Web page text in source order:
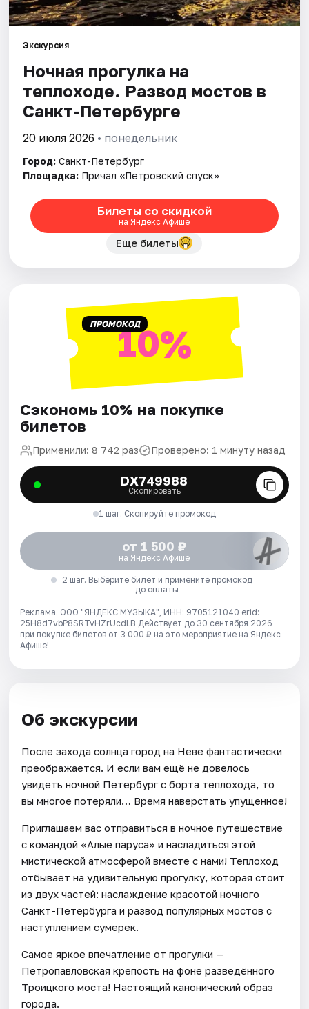
Экскурсия
Ночная прогулка на
теплоходе. Развод мостов в
Санкт-Петербурге
20 июля 2026 • понедельник
Город: Санкт-Петербург
Площадка: Причал «Петровский спуск»
Билеты со скидкой
на Яндекс Афише
Еще билеты
ПРОМОКОД10%
Сэкономь 10% на покупке
билетов
Применили: 8 742 раз Проверено: 1 минуту назад
DX749988
Скопировать
1 шаг. Скопируйте промокод
от 1 500 ₽
на Яндекс Афише
2 шаг. Выберите билет и примените промокод
до оплаты
Реклама. ООО "ЯНДЕКС МУЗЫКА", ИНН: 9705121040 erid:
25H8d7vbP8SRTvHZrUcdLB Действует до 30 сентября 2026
при покупке билетов от 3 000 ₽ на это мероприятие на Яндекс
Афише!
Об экскурсии
После захода солнца город на Неве фантастически
преображается. И если вам ещё не довелось
увидеть ночной Петербург с борта теплохода, то
вы многое потеряли… Время наверстать упущенное!
Приглашаем вас отправиться в ночное путешествие
с командой «Алые паруса» и насладиться этой
мистической атмосферой вместе с нами! Теплоход
отбывает на удивительную прогулку, которая стоит
из двух частей: наслаждение красотой ночного
Санкт-Петербурга и развод популярных мостов с
наступлением сумерек.
Самое яркое впечатление от прогулки —
Петропавловская крепость на фоне разведённого
Троицкого моста! Настоящий канонический образ
города.